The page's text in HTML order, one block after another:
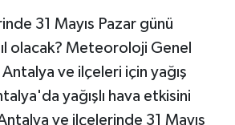
31 Mayıs Pazar günü
olacak? Meteoroloji Genel
ve ilçeleri için yağış
yağışlı hava etkisini
ve ilçelerinde 31 Mayıs